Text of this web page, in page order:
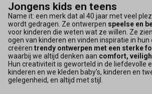
Jongens kids en teens
Name it: een merk dat al 40 jaar met veel
wordt gedragen. Ze ontwerpen speelse en
voor kinderen die weten wat ze willen. Ze
ogen van kinderen en vinden inspiratie in hun
creëren trendy ontwerpen met een sterke
waarbij we altijd denken aan comfort,
Hun creativiteit is geworteld in de liefdevolle
kinderen en we kleden baby's, kinderen en
gelegenheid, en altijd met stijl.